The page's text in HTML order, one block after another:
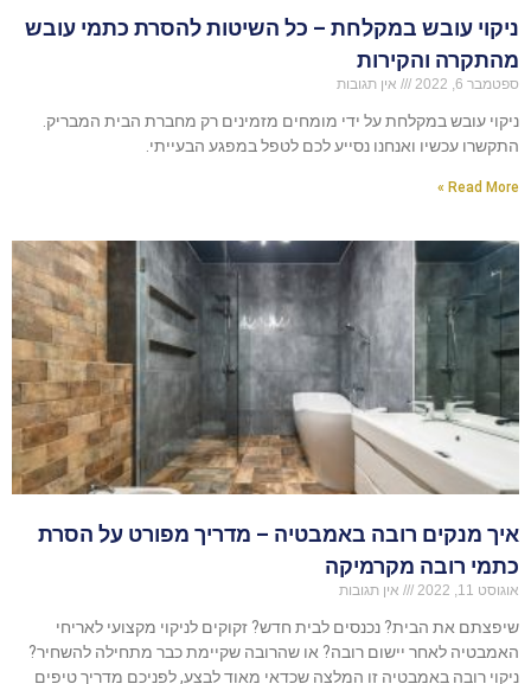
ניקוי עובש במקלחת – כל השיטות להסרת כתמי עובש
מהתקרה והקירות
ספטמבר 6, 2022 אין תגובות
ניקוי עובש במקלחת על ידי מומחים מזמינים רק מחברת הבית המבריק.
התקשרו עכשיו ואנחנו נסייע לכם לטפל במפגע הבעייתי.
Read More »
איך מנקים רובה באמבטיה – מדריך מפורט על הסרת
כתמי רובה מקרמיקה
אוגוסט 11, 2022 אין תגובות
שיפצתם את הבית? נכנסים לבית חדש? זקוקים לניקוי מקצועי לאריחי
האמבטיה לאחר יישום רובה? או שהרובה שקיימת כבר מתחילה להשחיר?
ניקוי רובה באמבטיה זו המלצה שכדאי מאוד לבצע, לפניכם מדריך טיפים